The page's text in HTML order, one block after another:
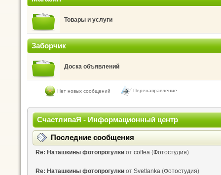
Товары и услуги
Заборчик
Доска объявлений
Нет новых сообщений Перенаправление
СчастливаЯ - Информационный центр
Последние сообщения
Re: Наташкины фотопрогулки от coffea (Фотостудия)
Re: Наташкины фотопрогулки от Svetlanka (Фотостудия)